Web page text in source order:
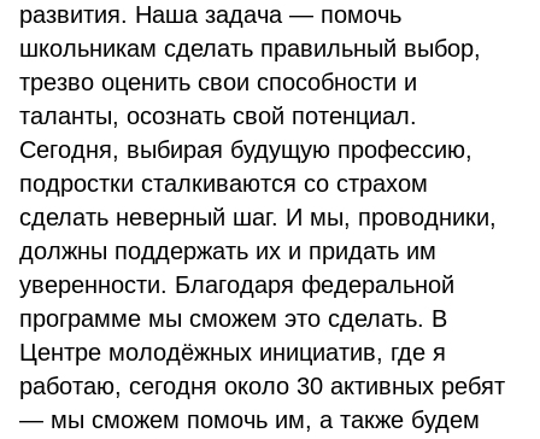
развития. Наша задача — помочь
школьникам сделать правильный выбор,
трезво оценить свои способности и
таланты, осознать свой потенциал.
Сегодня, выбирая будущую профессию,
подростки сталкиваются со страхом
сделать неверный шаг. И мы, проводники,
должны поддержать их и придать им
уверенности. Благодаря федеральной
программе мы сможем это сделать. В
Центре молодёжных инициатив, где я
работаю, сегодня около 30 активных ребят
— мы сможем помочь им, а также будем